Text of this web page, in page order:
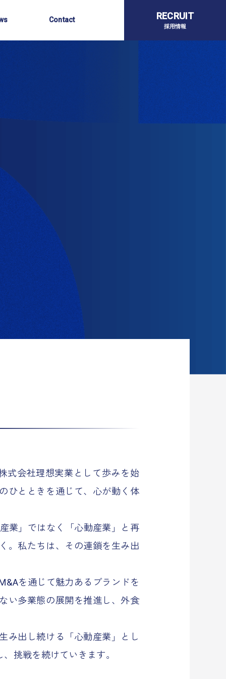
Contact
RECRUIT
採用情報
式会社理想実業として歩みを始
ひとときを通じて、心が動く体
業」ではなく「心動産業」と再
。私たちは、その連鎖を生み出
を通じて魅力あるブランドを
い多業態の展開を推進し、外食
み出し続ける「心動産業」とし
挑戦を続けていきます。